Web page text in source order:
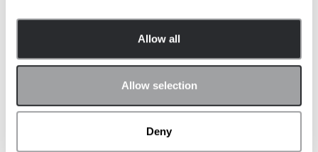
Allow all
Allow selection
Deny
Kolleg:innen legen.
gemeinsames Verständnis von uns als Team zu